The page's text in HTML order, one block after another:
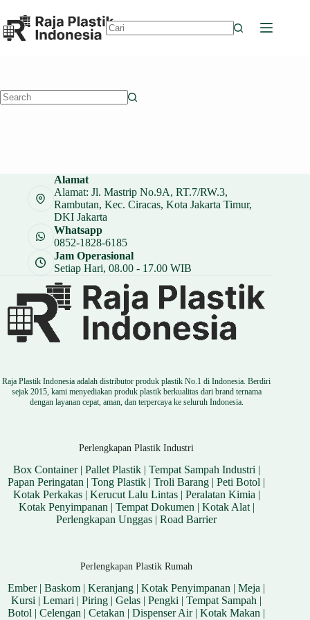
to
content
Alamat
Alamat: Jl. Mastrip No.9A, RT.7/RW.3,
Rambutan, Kec. Ciracas, Kota Jakarta Timur,
DKI Jakarta
Whatsapp
0852-1828-6185
Jam Operasional
Setiap Hari, 08.00 - 17.00 WIB
Raja Plastik Indonesia adalah distributor produk plastik No.1 di Indonesia. Berdiri
sejak 2015, kami menyediakan produk plastik berkualitas dari brand ternama
dengan layanan cepat, aman, dan terpercaya ke seluruh Indonesia.
Perlengkapan Plastik Industri
Box Container| Pallet Plastik| Tempat Sampah Industri |
Papan Peringatan |Tong Plastik |Troli Barang |Peti Botol |
Kotak Perkakas| Kerucut Lalu Lintas| Peralatan Kimia |
Kotak Penyimpanan | Tempat Dokumen | Kotak Alat|
Perlengkapan Unggas |Road Barrier
Perlengkapan Plastik Rumah
Ember|Baskom |Keranjang |Kotak Penyimpanan |Meja |
Kursi |Lemari |Piring |Gelas |Pengki |Tempat Sampah |
Botol |Celengan |Cetakan |Dispenser Air|Kotak Makan |